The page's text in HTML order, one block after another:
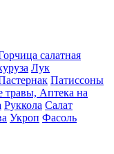
салатная
Лук
Патиссоны
травы, Аптека на
Руккола Салат
Укроп Фасоль